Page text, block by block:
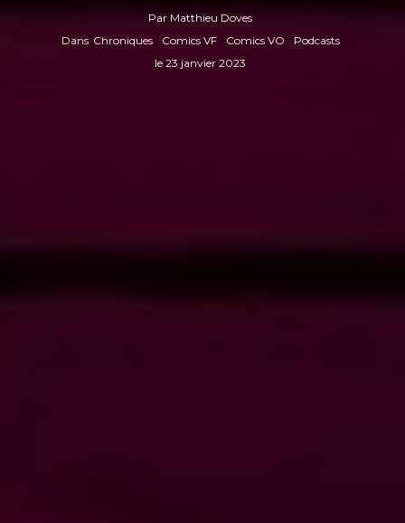
Par Matthieu Doves
Dans Chroniques Comics VF Comics VO
Podcasts
le 23 janvier 2023